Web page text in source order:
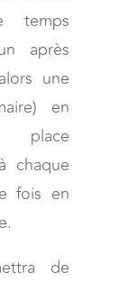
temps
après
une
en
place
chaque
fois en
de